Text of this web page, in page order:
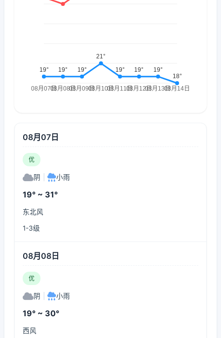
08月07日
优
阴 小雨
19° ~ 31°
东北风
1-3级
08月08日
优
阴 小雨
19° ~ 30°
西风